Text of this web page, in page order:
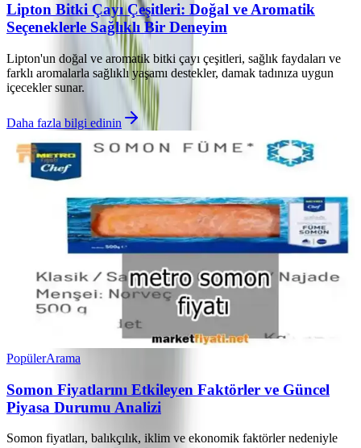
Lipton Bitki Çayı Çeşitleri: Doğal ve Aromatik
Seçeneklerle Sağlıklı Bir Deneyim
Lipton'un doğal ve aromatik bitki çayı çeşitleri, sağlık faydaları ve
farklı aromalarla sağlıklı yaşamı destekler, damak tadınıza uygun
içecekler sunar.
Daha fazla bilgi edinin
PopülerArama
Somon Fiyatlarını Etkileyen Faktörler ve Güncel
Piyasa Durumu Analizi
Somon fiyatları, balıkçılık, iklim ve ekonomik faktörler nedeniyle